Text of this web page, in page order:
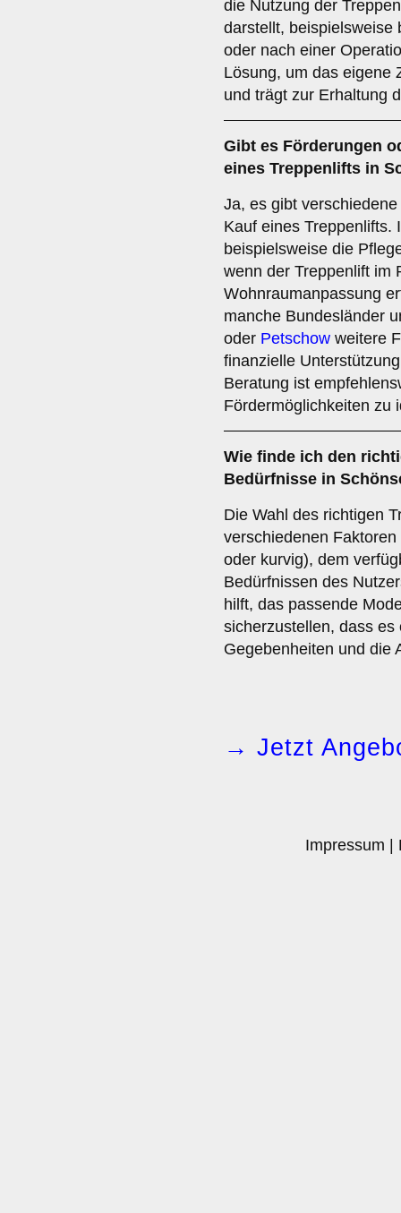
die Nutzung der
darstellt, beispielsweise
oder nach einer
Lösung, um das eigene
und trägt zur Erhaltung
Gibt es Förderungen
eines Treppenlifts in
Ja, es gibt
Kauf eines Treppenlifts.
beispielsweise die
wenn der Treppenlift im
Wohnraumanpassung
manche Bundesländer
oder Petschow weitere
finanzielle
Beratung ist
Fördermöglichkeiten zu
Wie finde ich den
Bedürfnisse in
Die Wahl des richtigen
verschiedenen
oder kurvig), dem
Bedürfnissen des
hilft, das passende
sicherzustellen, dass
Gegebenheiten und die
→ Jetzt
Impressum